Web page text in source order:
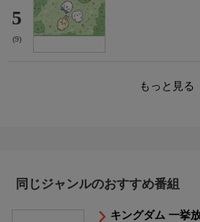
5
(9)
もっと見
同じジャンルのおすすめ番組
キングダム 一挙